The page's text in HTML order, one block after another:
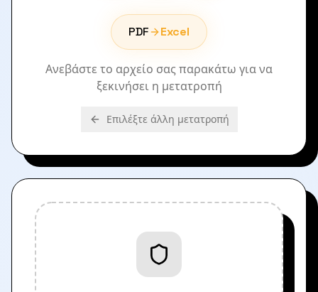
PDF Excel
Ανεβάστε το αρχείο σας παρακάτω για να
ξεκινήσει η μετατροπή
Επιλέξτε άλλη μετατροπή